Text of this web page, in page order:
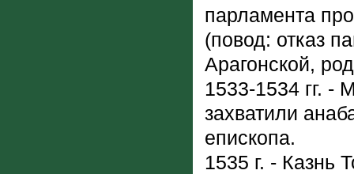
парламента
(повод: отказ
Арагонской,
1533-1534 гг. -
захватили
епископа.
1535 г. - Казнь